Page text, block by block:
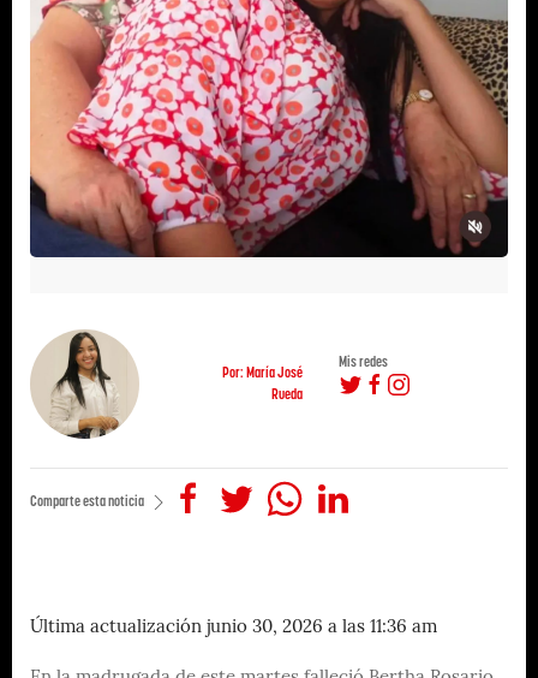
Por: María José
Rueda
Mis redes
Comparte esta noticia
Última actualización junio 30, 2026 a las 11:36 am